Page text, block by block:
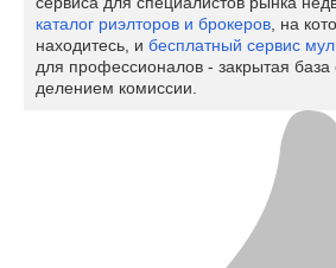
каталог риэлторов и брокеров , на
находитесь, и бесплатный сервис
для профессионалов - закрытая база
делением комиссии.